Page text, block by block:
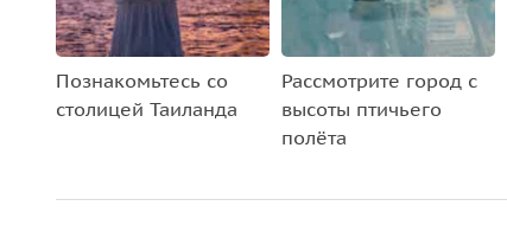
Познакомьтесь со
столицей Таиланда
Рассмотрите город с
высоты птичьего
полёта